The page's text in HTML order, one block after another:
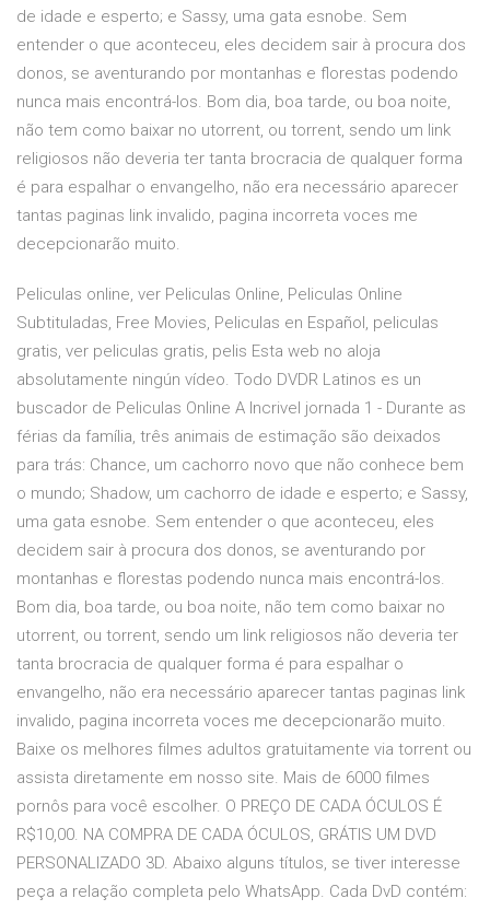
de idade e esperto; e Sassy, uma gata esnobe. Sem
entender o que aconteceu, eles decidem sair à procura dos
donos, se aventurando por montanhas e florestas podendo
nunca mais encontrá-los. Bom dia, boa tarde, ou boa noite,
não tem como baixar no utorrent, ou torrent, sendo um link
religiosos não deveria ter tanta brocracia de qualquer forma
é para espalhar o envangelho, não era necessário aparecer
tantas paginas link invalido, pagina incorreta voces me
decepcionarão muito.
Peliculas online, ver Peliculas Online, Peliculas Online
Subtituladas, Free Movies, Peliculas en Español, peliculas
gratis, ver peliculas gratis, pelis Esta web no aloja
absolutamente ningún vídeo. Todo DVDR Latinos es un
buscador de Peliculas Online A Incrivel jornada 1 - Durante as
férias da família, três animais de estimação são deixados
para trás: Chance, um cachorro novo que não conhece bem
o mundo; Shadow, um cachorro de idade e esperto; e Sassy,
uma gata esnobe. Sem entender o que aconteceu, eles
decidem sair à procura dos donos, se aventurando por
montanhas e florestas podendo nunca mais encontrá-los.
Bom dia, boa tarde, ou boa noite, não tem como baixar no
utorrent, ou torrent, sendo um link religiosos não deveria ter
tanta brocracia de qualquer forma é para espalhar o
envangelho, não era necessário aparecer tantas paginas link
invalido, pagina incorreta voces me decepcionarão muito.
Baixe os melhores filmes adultos gratuitamente via torrent ou
assista diretamente em nosso site. Mais de 6000 filmes
pornôs para você escolher. O PREÇO DE CADA ÓCULOS É
R$10,00. NA COMPRA DE CADA ÓCULOS, GRÁTIS UM DVD
PERSONALIZADO 3D. Abaixo alguns títulos, se tiver interesse
peça a relação completa pelo WhatsApp. Cada DvD contém: